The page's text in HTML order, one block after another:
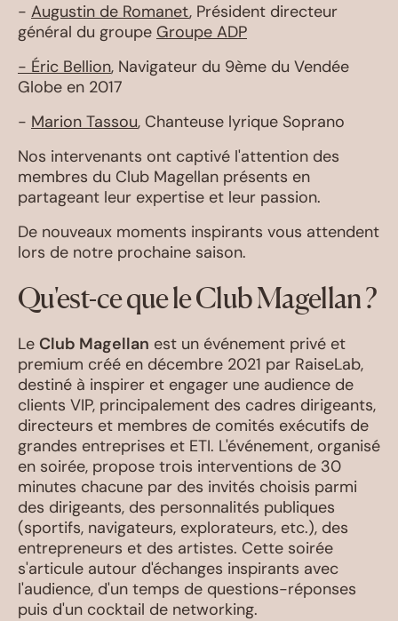
- Augustin de Romanet, Président directeur
général du groupe Groupe ADP
- Éric Bellion, Navigateur du 9ème du Vendée
Globe en 2017
- Marion Tassou, Chanteuse lyrique Soprano
Nos intervenants ont captivé l'attention des
membres du Club Magellan présents en
partageant leur expertise et leur passion.
De nouveaux moments inspirants vous attendent
lors de notre prochaine saison.
Qu'est-ce que le Club Magellan ?
Le Club Magellan est un événement privé et
premium créé en décembre 2021 par RaiseLab,
destiné à inspirer et engager une audience de
clients VIP, principalement des cadres dirigeants,
directeurs et membres de comités exécutifs de
grandes entreprises et ETI. L'événement, organisé
en soirée, propose trois interventions de 30
minutes chacune par des invités choisis parmi
des dirigeants, des personnalités publiques
(sportifs, navigateurs, explorateurs, etc.), des
entrepreneurs et des artistes. Cette soirée
s'articule autour d'échanges inspirants avec
l'audience, d'un temps de questions-réponses
puis d'un cocktail de networking.